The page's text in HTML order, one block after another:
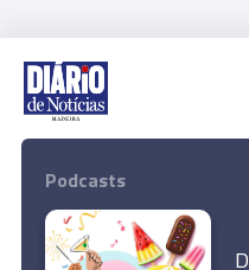
Rua Dr. Fernão de Ornelas, 56
291 202 300
Download App
Podcasts